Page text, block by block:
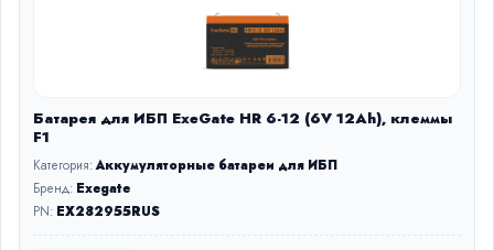
Батарея для ИБП ExeGate HR 6-12 (6V 12Ah), клеммы
F1
Категория:Аккумуляторные батареи для ИБП
Бренд: Exegate
PN: EX282955RUS